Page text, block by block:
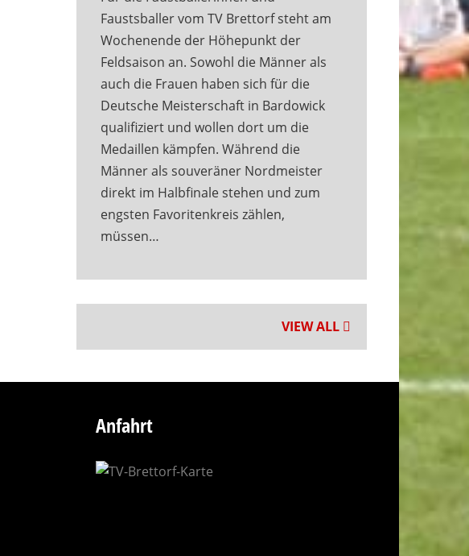
Faustsballer vom TV Brettorf steht am
Wochenende der Höhepunkt der
Feldsaison an. Sowohl die Männer als
auch die Frauen haben sich für die
Deutsche Meisterschaft in Bardowick
qualifiziert und wollen dort um die
Medaillen kämpfen. Während die
Männer als souveräner Nordmeister
direkt im Halbfinale stehen und zum
engsten Favoritenkreis zählen,
müssen…
VIEW ALL
Anfahrt